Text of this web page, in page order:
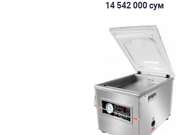
14 542 000 сум